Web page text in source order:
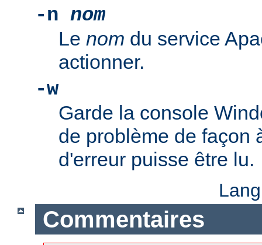
-n nom
Le nom du service
actionner.
-w
Garde la console
de problème de façon
d'erreur puisse être lu.
Commentaires